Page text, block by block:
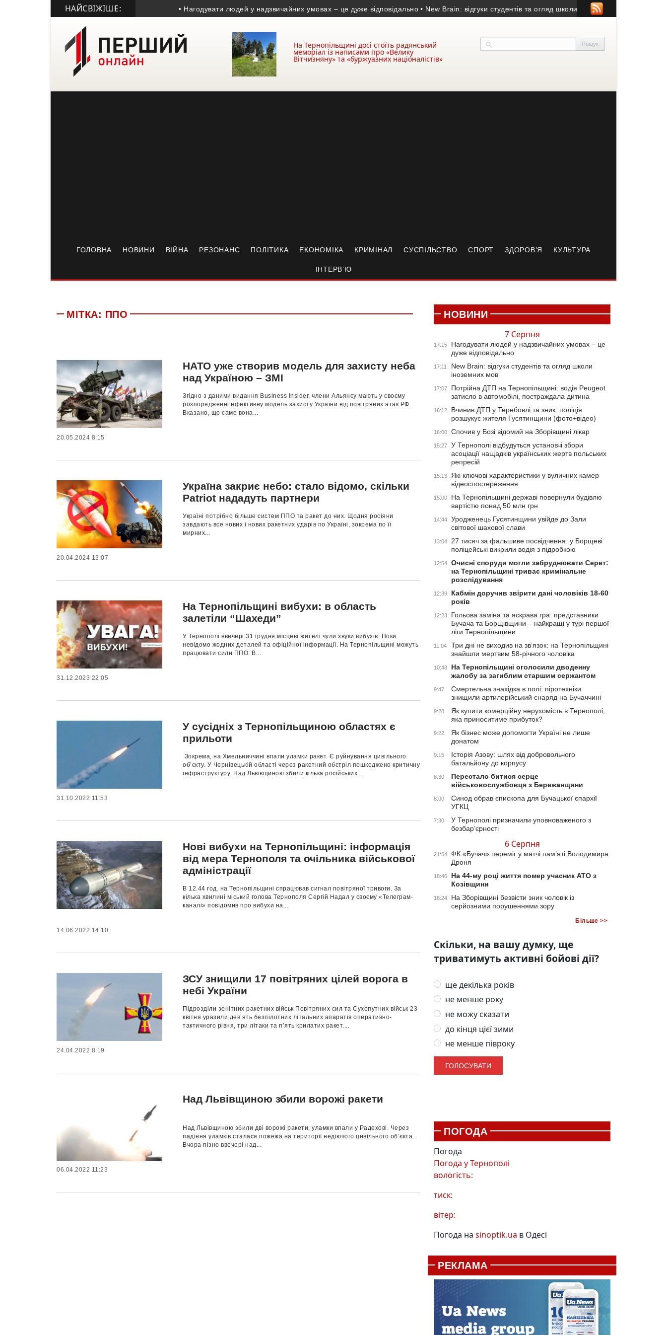
НАЙСВІЖІШЕ: • Нагодувати людей у надзвичайних умовах – це дуже відповідально • New Brain: відгуки студентів та огляд школи іноземних мов
На Тернопільщині досі стоїть радянський
меморіал із написами про «Велику
Вітчизняну» та «буржуазних націоналістів»
ГОЛОВНА НОВИНИ ВІЙНА РЕЗОНАНС ПОЛІТИКА ЕКОНОМІКА КРИМІНАЛ СУСПІЛЬСТВО СПОРТ ЗДОРОВ’Я КУЛЬТУРА
ІНТЕРВ’Ю
МІТКА: ППО
НАТО уже створив модель для захисту неба
над Україною – ЗМІ
Згідно з даними видання Business Insider, члени Альянсу мають у своєму
розпорядженні ефективну модель захисту України від повітряних атак РФ.
Вказано, що саме вона...
20.05.2024 8:15
Україна закриє небо: стало відомо, скільки
Patriot нададуть партнери
Україні потрібно більше систем ППО та ракет до них. Щодня росіяни
завдають все нових і нових ракетних ударів по Україні, зокрема по її
мирних...
20.04.2024 13:07
На Тернопільщині вибухи: в область
залетіли “Шахеди”
У Тернополі ввечері 31 грудня місцеві жителі чули звуки вибухів. Поки
невідомо жодних деталей та офіційної інформації. На Тернопільщині можуть
працювати сили ППО. В...
31.12.2023 22:05
У сусідніх з Тернопільщиною областях є
прильоти
Зокрема, на Хмельниччині впали уламки ракет. Є руйнування цивільного
об’єкту. У Чернівецькій області через ракетний обстріл пошкоджено критичну
інфраструктуру. Над Львівщиною збили кілька російських...
31.10.2022 11:53
Нові вибухи на Тернопільщині: інформація
від мера Тернополя та очільника військової
адміністрації
В 12.44 год. на Тернопільщині спрацював сигнал повітряної тривоги. За
кілька хвилині міський голова Тернополя Сергій Надал у своєму «Телеграм-
каналі» повідомив про вибухи на...
14.06.2022 14:10
ЗСУ знищили 17 повітряних цілей ворога в
небі України
Підрозділи зенітних ракетних військ Повітряних сил та Сухопутних військ 23
квітня уразили дев’ять безпілотних літальних апаратів оперативно-
тактичного рівня, три літаки та п’ять крилатих ракет....
24.04.2022 8:19
Над Львівщиною збили ворожі ракети
Над Львівщиною збили дві ворожі ракети, уламки впали у Радехові. Через
падіння уламків сталася пожежа на території недіючого цивільного об’єкта.
Вчора пізно ввечері над...
06.04.2022 11:23
НОВИНИ
7 Серпня
17:15
Нагодувати людей у надзвичайних умовах – це
дуже відповідально
17:11
New Brain: відгуки студентів та огляд школи
іноземних мов
17:07
Потрійна ДТП на Тернопільщині: водія Peugeot
затисло в автомобілі, постраждала дитина
16:12
Вчинив ДТП у Теребовлі та зник: поліція
розшукує жителя Гусятинщини (фото+відео)
16:00 Спочив у Бозі відомий на Зборівщині лікар
15:27
У Тернополі відбудуться установчі збори
асоціації нащадків українських жертв польських
репресій
15:13
Які ключові характеристики у вуличних камер
відеоспостереження
15:00
На Тернопільщині державі повернули будівлю
вартістю понад 50 млн грн
14:44
Уродженець Гусятинщини увійде до Зали
світової шахової слави
13:04
27 тисяч за фальшиве посвідчення: у Борщеві
поліцейські викрили водія з підробкою
12:54
Очисні споруди могли забруднювати Серет:
на Тернопільщині триває кримінальне
розслідування
12:39
Кабмін доручив звірити дані чоловіків 18-60
років
12:23
Гольова заміна та яскрава гра: представники
Бучача та Борщівщини – найкращі у турі першої
ліги Тернопільщини
11:04
Три дні не виходив на зв’язок: на Тернопільщині
знайшли мертвим 58-річного чоловіка
10:48
На Тернопільщині оголосили дводенну
жалобу за загиблим старшим сержантом
9:47
Смертельна знахідка в полі: піротехніки
знищили артилерійський снаряд на Бучаччині
9:28
Як купити комерційну нерухомість в Тернополі,
яка приноситиме прибуток?
9:22
Як бізнес може допомогти Україні не лише
донатом
9:15
Історія Азову: шлях від добровольчого
батальйону до корпусу
8:30
Перестало битися серце
військовослужбовця з Бережанщини
8:00
Синод обрав єпископа для Бучацької єпархії
УГКЦ
7:30
У Тернополі призначили уповноваженого з
безбар’єрності
6 Серпня
21:54
ФК «Бучач» переміг у матчі пам’яті Володимира
Дроня
18:46
На 44-му році життя помер учасник АТО з
Козівщини
18:24
На Зборівщині безвісти зник чоловік із
серйозними порушеннями зору
Більше >>
Скільки, на вашу думку, ще
триватимуть активні бойові дії?
ще декілька років
не менше року
не можу сказати
до кінця цієї зими
не менше півроку
ПОГОДА
Погода
Погода уТернополі
вологість:
тиск:
вітер:
Погода на sinoptik.ua в Одесі
РЕКЛАМА